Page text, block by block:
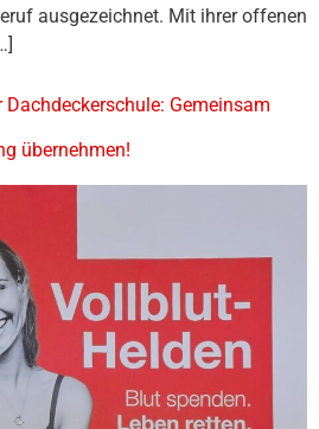
ausgezeichnet. Mit ihrer offenen
Gemeinsam
übernehmen!